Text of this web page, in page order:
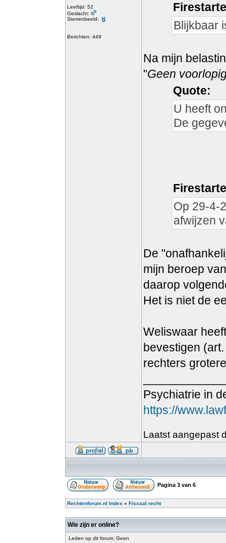
Leeftijd: 52
Geslacht:
Sterrenbeeld:
Berichten: 449
Blijkbaar
Na mijn
"Geen
Quote:
U heeft
De
Op 29-4-
afwijzen
De
mijn beroep
daarop
Het is niet de
Weliswaar
bevestigen
rechters
Psychiatrie in
https://
Laatst aangepast
Pagina 3 van 6
Rechtenforum.nl Index » Fiscaal recht
Wie zijn er online?
Leden op dit forum: Geen